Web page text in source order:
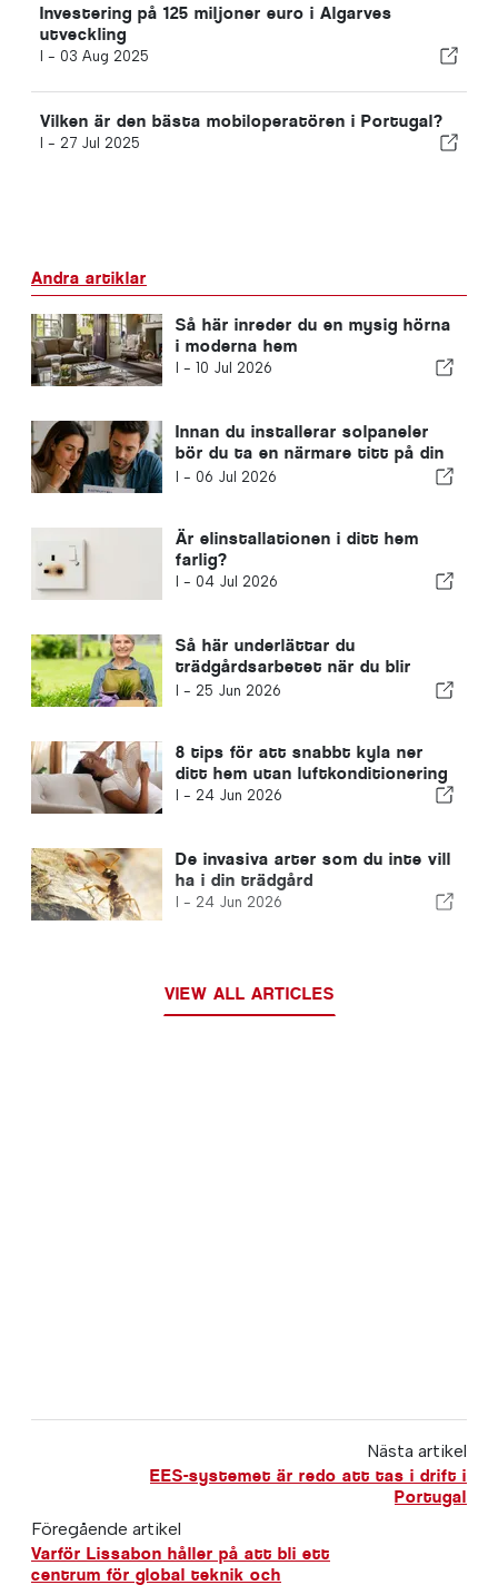
Investering på 125 miljoner euro i Algarves
utveckling
I - 03 Aug 2025
Vilken är den bästa mobiloperatören i Portugal?
I - 27 Jul 2025
Andra artiklar
Så här inreder du en mysig hörna
i moderna hem
I - 10 Jul 2026
Innan du installerar solpaneler
bör du ta en närmare titt på din
elräkning
I - 06 Jul 2026
Är elinstallationen i ditt hem
farlig?
I - 04 Jul 2026
Så här underlättar du
trädgårdsarbetet när du blir
äldre
I - 25 Jun 2026
8 tips för att snabbt kyla ner
ditt hem utan luftkonditionering
I - 24 Jun 2026
De invasiva arter som du inte vill
ha i din trädgård
I - 24 Jun 2026
VIEW ALL ARTICLES
Nästa artikel
EES-systemet är redo att tas i drift i
Portugal
Föregående artikel
Varför Lissabon håller på att bli ett
centrum för global teknik och